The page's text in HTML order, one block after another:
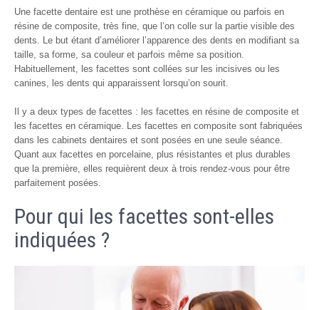
Une facette dentaire est une prothèse en céramique ou parfois en
résine de composite, très fine, que l’on colle sur la partie visible des
dents. Le but étant d’améliorer l’apparence des dents en modifiant sa
taille, sa forme, sa couleur et parfois même sa position.
Habituellement, les facettes sont collées sur les incisives ou les
canines, les dents qui apparaissent lorsqu’on sourit.
Il y a deux types de facettes : les facettes en résine de composite et
les facettes en céramique. Les facettes en composite sont fabriquées
dans les cabinets dentaires et sont posées en une seule séance.
Quant aux facettes en porcelaine, plus résistantes et plus durables
que la première, elles requièrent deux à trois rendez-vous pour être
parfaitement posées.
Pour qui les facettes sont-elles
indiquées ?